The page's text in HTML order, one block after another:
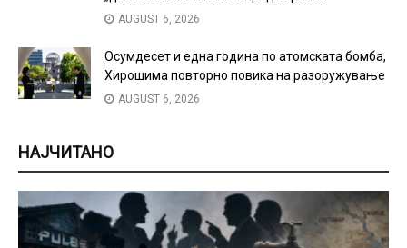
AUGUST 6, 2026
Осумдесет и една година по атомската бомба,
Хирошима повторно повика на разоружување
AUGUST 6, 2026
НАЈЧИТАНО